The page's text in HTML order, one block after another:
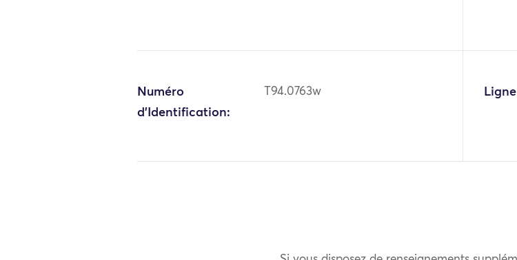
Numéro
d'Identification:
T94.0763w